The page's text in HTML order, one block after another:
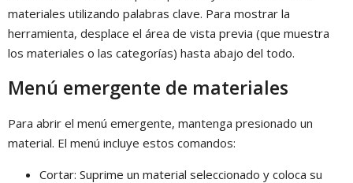
materiales utilizando palabras clave. Para mostrar la
herramienta, desplace el área de vista previa (que muestra
los materiales o las categorías) hasta abajo del todo.
Menú emergente de materiales
Para abrir el menú emergente, mantenga presionado un
material. El menú incluye estos comandos:
Cortar: Suprime un material seleccionado y coloca su